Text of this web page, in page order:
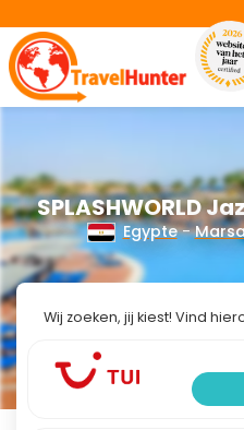
SPLASHWORLD
Egypte-
Wij zoeken, jij kiest! Vind